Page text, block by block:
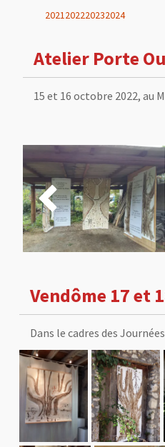
2021202220232024
Atelier Porte
15 et 16 octobre 2022, au

Vendôme 17 et
Dans le cadres des